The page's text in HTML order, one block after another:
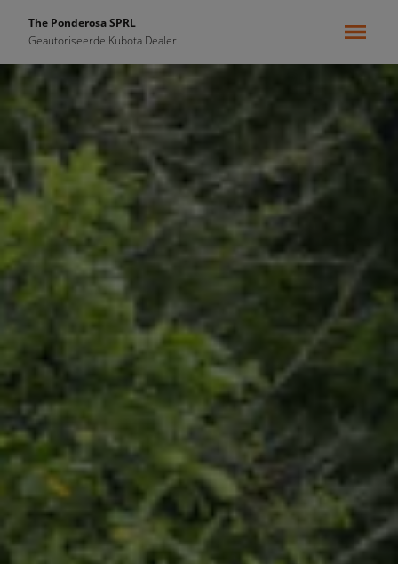
The Ponderosa SPRL
Geautoriseerde Kubota Dealer